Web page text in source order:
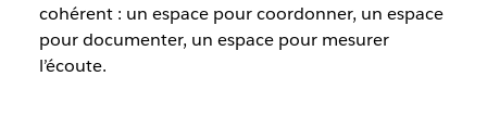
cohérent : un espace pour coordonner, un espace
pour documenter, un espace pour mesurer
l’écoute.